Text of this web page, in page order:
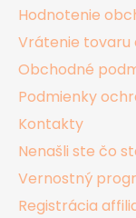
Hodnotenie
Vrátenie tovaru
Obchodné
Podmienky
Kontakty
Nenašli ste čo
Vernostný
Registrácia